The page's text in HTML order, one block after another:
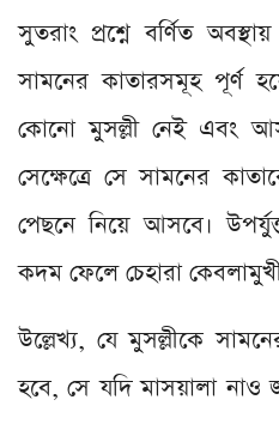
সুতরাং প্রশ্নে বর্ণিত
সামনের কাতারসমূহ পূর্ণ
কোনো মুসল্লী নেই এবং
সেক্ষেত্রে সে সামনের
পেছনে নিয়ে আসবে।
কদম ফেলে চেহারা
উল্লেখ্য, যে মুসল্লীকে
হবে, সে যদি মাসয়ালা